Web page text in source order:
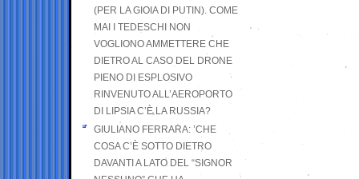
(PER LA GIOIA DI PUTIN). COME
MAI I TEDESCHI NON
VOGLIONO AMMETTERE CHE
DIETRO AL CASO DEL DRONE
PIENO DI ESPLOSIVO
RINVENUTO ALL’AEROPORTO
DI LIPSIA C’È LA RUSSIA?
GIULIANO FERRARA: ’CHE
COSA C’È SOTTO DIETRO
DAVANTI A LATO DEL “SIGNOR